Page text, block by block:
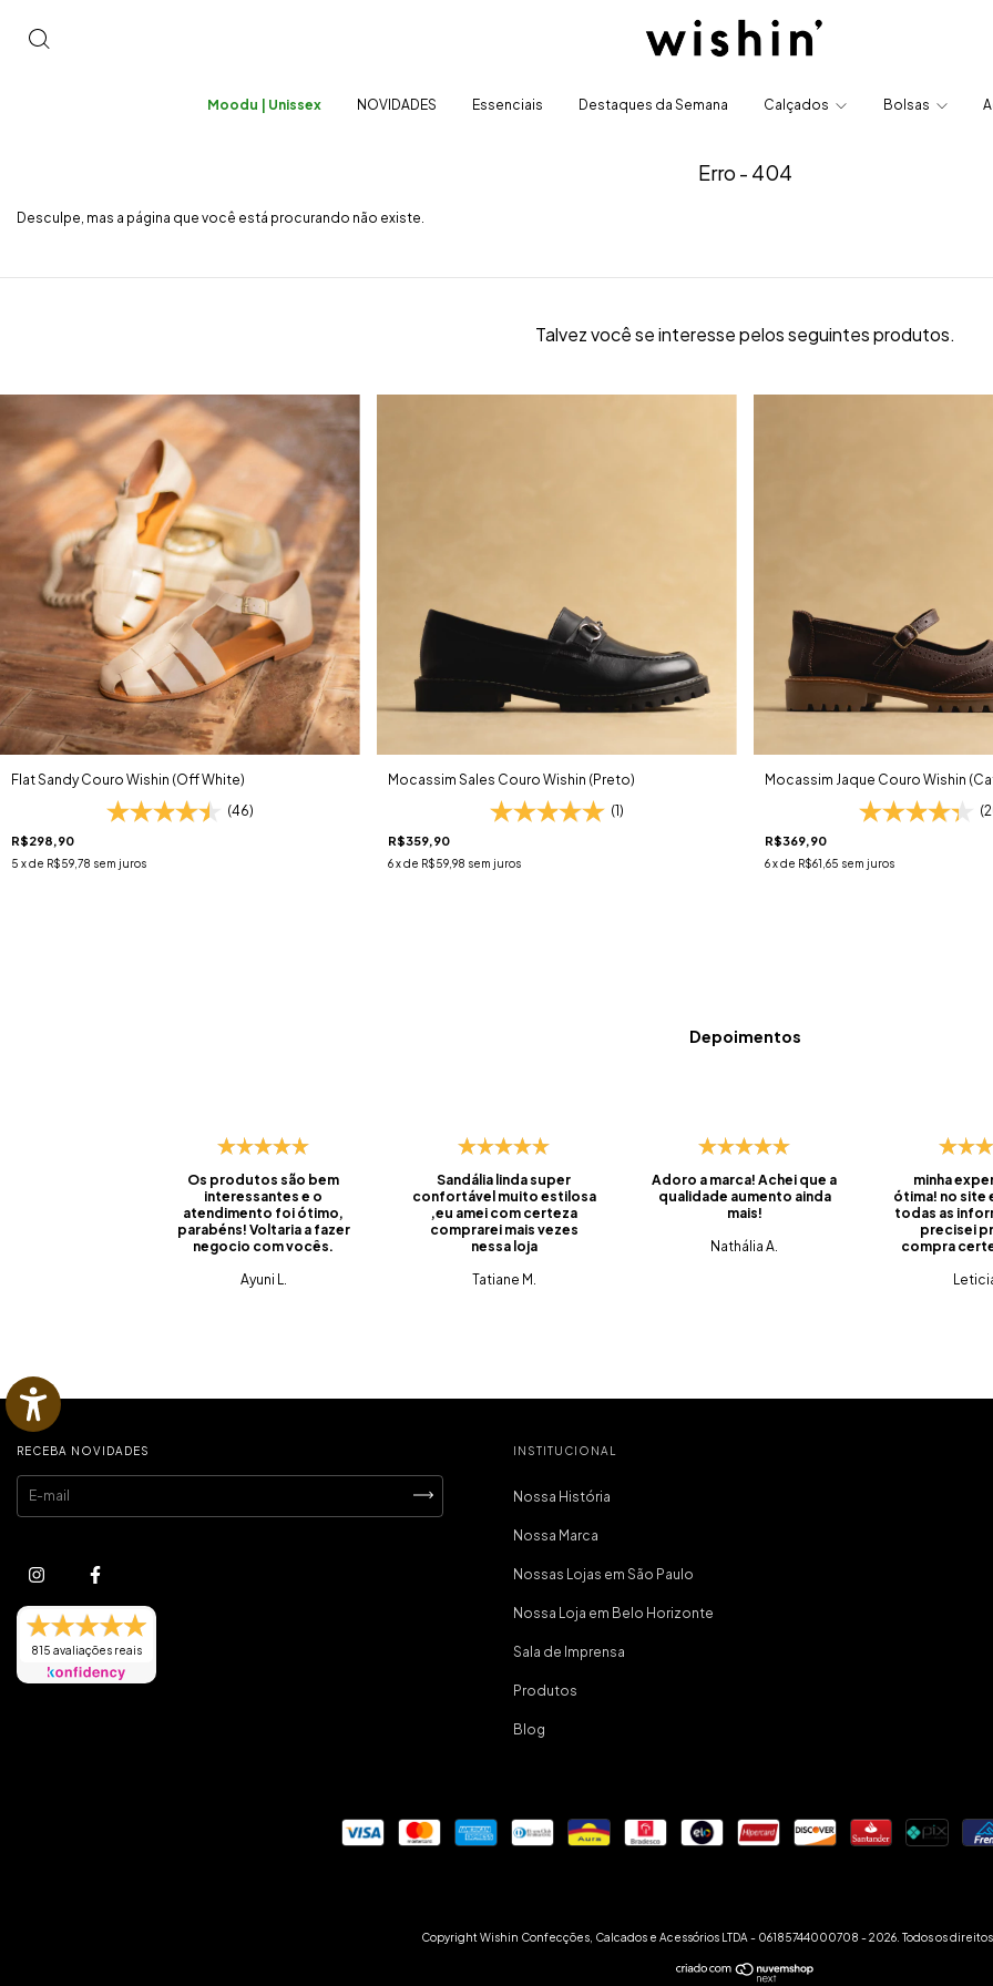
com
recursos
Pressione
ou
acessar
ajuste
experiência
navegação
acordo
com
suas
necessidades.
Moodu | Unissex NOVIDADES Essenciais Destaques da Semana Calçados Bolsas
Erro - 404
Desculpe, mas a página que você está procurando não existe.
Talvez você se interesse pelos seguintes produtos.
Flat Sandy Couro Wishin (Off White)
(46)
R$298,90
5 x de R$59,78 sem juros
Mocassim Sales Couro Wishin (Preto)
(1)
R$359,90
6x de R$59,98 sem juros
Mocassim Jaque Couro Wishin
R$369,90
6 x de R$61,65 sem juros
Depoimentos
Os produtos são bem
interessantes e o
atendimento foi ótimo,
parabéns! Voltaria a fazer
negocio com vocês.
Ayuni L.
Sandália linda super
confortável muito estilosa
,eu amei com certeza
comprarei mais vezes
nessa loja
Tatiane M.
Adoro a marca! Achei que a
qualidade aumento ainda
mais!
Nathália A.
minha
ótima! no site
todas as
precisei
compra
do prazo,
tudo muito
compra e
RECEBA NOVIDADES
815 avaliações reais
INSTITUCIONAL
Nossa História
Nossa Marca
Nossas Lojas em São Paulo
Nossa Loja em Belo Horizonte
Sala de Imprensa
Produtos
Blog
Copyright Wishin Confecções, Calcados e Acessórios LTDA - 06185744000708 - 2026. Todos os